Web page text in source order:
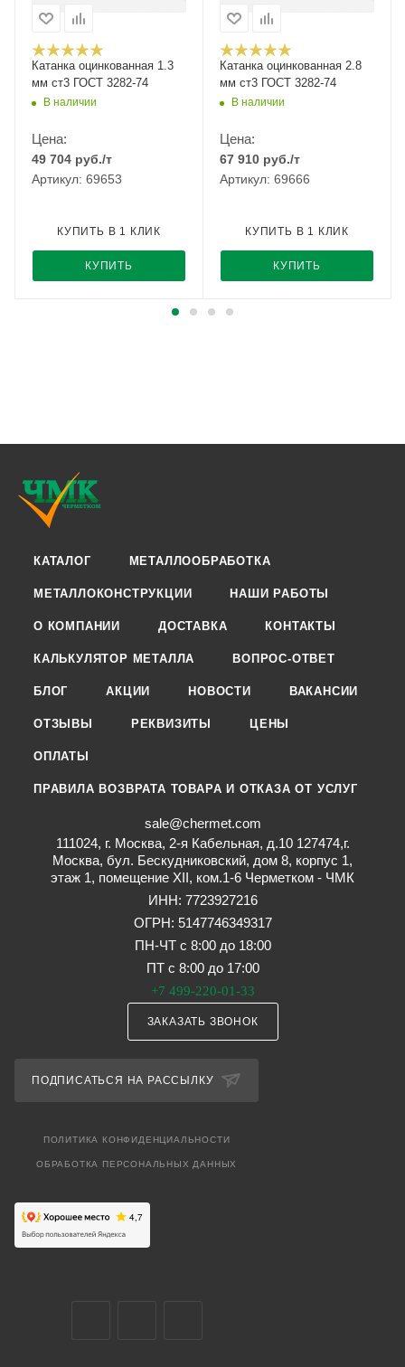
Катанка оцинкованная 1.3
мм ст3 ГОСТ 3282-74
В наличии
Цена:
49 704 руб./т
Артикул: 69653
КУПИТЬ
КУПИТЬ В 1 КЛИК
Катанка оцинкованная 2.8
мм ст3 ГОСТ 3282-74
В наличии
Цена:
67 910 руб./т
Артикул: 69666
КУПИТЬ
КУПИТЬ В 1 КЛИК
КАТАЛОГ МЕТАЛЛООБРАБОТКА
МЕТАЛЛОКОНСТРУКЦИИ НАШИ РАБОТЫ
О КОМПАНИИ ДОСТАВКА КОНТАКТЫ
КАЛЬКУЛЯТОР МЕТАЛЛА ВОПРОС-ОТВЕТ
БЛОГ АКЦИИ НОВОСТИ ВАКАНСИИ
ОТЗЫВЫ РЕКВИЗИТЫ ЦЕНЫ
ОПЛАТЫ
ПРАВИЛА ВОЗВРАТА ТОВАРА И ОТКАЗА ОТ УСЛУГ
sale@chermet.com
111024, г. Москва, 2-я Кабельная, д.10 127474,г.
Москва, бул. Бескудниковский, дом 8, корпус 1,
этаж 1, помещение XII, ком.1-6 Черметком - ЧМК
ИНН: 7723927216
ОГРН: 5147746349317
ПН-ЧТ с 8:00 до 18:00
ПТ с 8:00 до 17:00
+7 499-220-01-33
ЗАКАЗАТЬ ЗВОНОК
ПОДПИСАТЬСЯ НА РАССЫЛКУ
ПОЛИТИКА КОНФИДЕНЦИАЛЬНОСТИ
ОБРАБОТКА ПЕРСОНАЛЬНЫХ ДАННЫХ